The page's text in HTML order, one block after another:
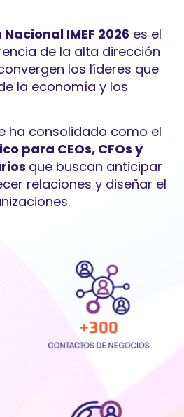
IMEF 2026 es el
de la alta dirección
los líderes que
la economía y los
ha consolidado como el
para CEOs, CFOs y
que buscan anticipar
relaciones y diseñar el